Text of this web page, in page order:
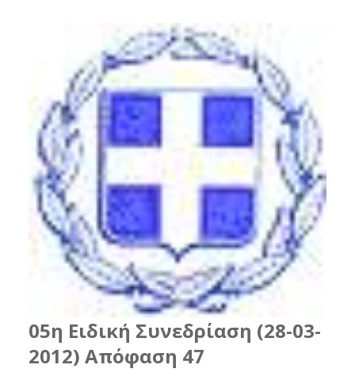
05η Ειδική Συνεδρίαση (28-03-
2012) Απόφαση 47